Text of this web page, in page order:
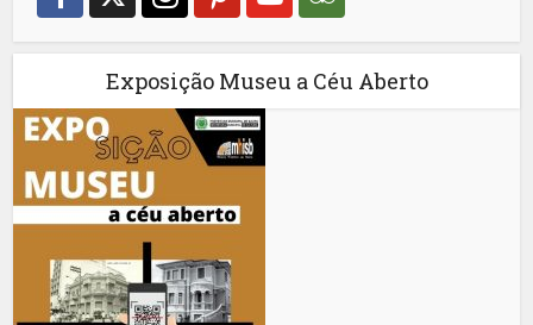
Exposição Museu a Céu Aberto